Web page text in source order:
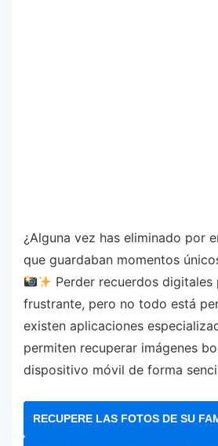
¿Alguna vez has eliminado por
que guardaban momentos
Perder recuerdos digitales
frustrante, pero no todo está
existen aplicaciones
permiten recuperar imágenes
dispositivo móvil de forma
RECUPERE LAS FOTOS DE SU